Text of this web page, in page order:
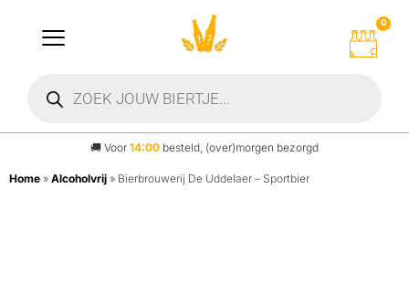
0
🚚 Voor 14:00 besteld, (over)morgen bezorgd
Home » Alcoholvrij » Bierbrouwerij De Uddelaer – Sportbier